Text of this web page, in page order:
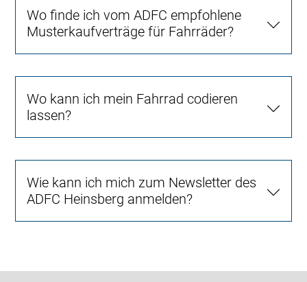
Wo finde ich vom ADFC empfohlene
Musterkaufverträge für Fahrräder?
Wo kann ich mein Fahrrad codieren
lassen?
Wie kann ich mich zum Newsletter des
ADFC Heinsberg anmelden?